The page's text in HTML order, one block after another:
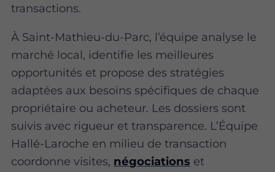
transactions.
À Saint-Mathieu-du-Parc, l’équipe analyse le
marché local, identifie les meilleures
opportunités et propose des stratégies
adaptées aux besoins spécifiques de chaque
propriétaire ou acheteur. Les dossiers sont
suivis avec rigueur et transparence. L’Équipe
Hallé-Laroche en milieu de transaction
coordonne visites, négociations et